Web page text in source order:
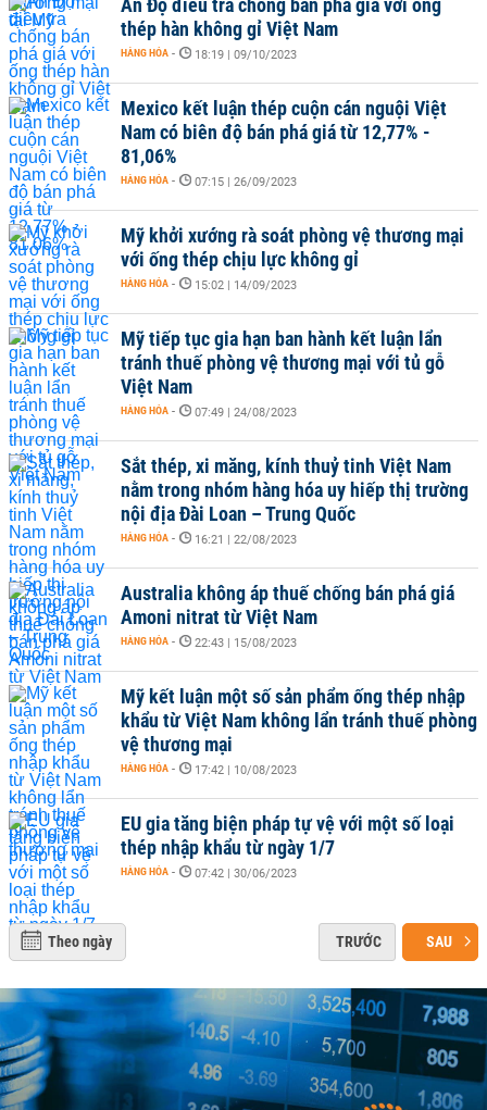
Ấn Độ điều tra chống bán phá giá với ống
thép hàn không gỉ Việt Nam
HÀNG HÓA - 18:19 | 09/10/2023
Mexico kết luận thép cuộn cán nguội Việt
Nam có biên độ bán phá giá từ 12,77% -
81,06%
HÀNG HÓA - 07:15 | 26/09/2023
Mỹ khởi xướng rà soát phòng vệ thương mại
với ống thép chịu lực không gỉ
HÀNG HÓA - 15:02 | 14/09/2023
Mỹ tiếp tục gia hạn ban hành kết luận lẩn
tránh thuế phòng vệ thương mại với tủ gỗ
Việt Nam
HÀNG HÓA - 07:49 | 24/08/2023
Sắt thép, xi măng, kính thuỷ tinh Việt Nam
nằm trong nhóm hàng hóa uy hiếp thị trường
nội địa Đài Loan – Trung Quốc
HÀNG HÓA - 16:21 | 22/08/2023
Australia không áp thuế chống bán phá giá
Amoni nitrat từ Việt Nam
HÀNG HÓA - 22:43 | 15/08/2023
Mỹ kết luận một số sản phẩm ống thép nhập
khẩu từ Việt Nam không lẩn tránh thuế phòng
vệ thương mại
HÀNG HÓA - 17:42 | 10/08/2023
EU gia tăng biện pháp tự vệ với một số loại
thép nhập khẩu từ ngày 1/7
HÀNG HÓA - 07:42 | 30/06/2023
Theo ngày TRƯỚC SAU